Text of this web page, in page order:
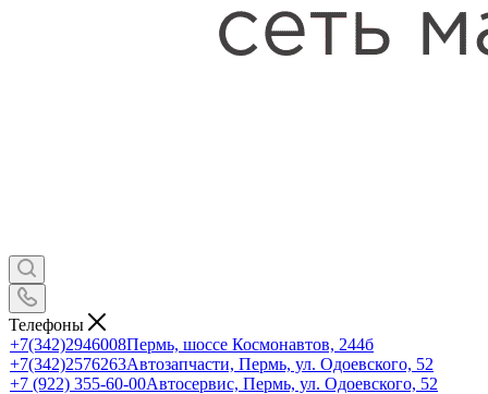
Телефоны
+7(342)2946008Пермь, шоссе Космонавтов, 244б
+7(342)2576263Автозапчасти, Пермь, ул. Одоевского, 52
+7 (922) 355-60-00Автосервис, Пермь, ул. Одоевского, 52